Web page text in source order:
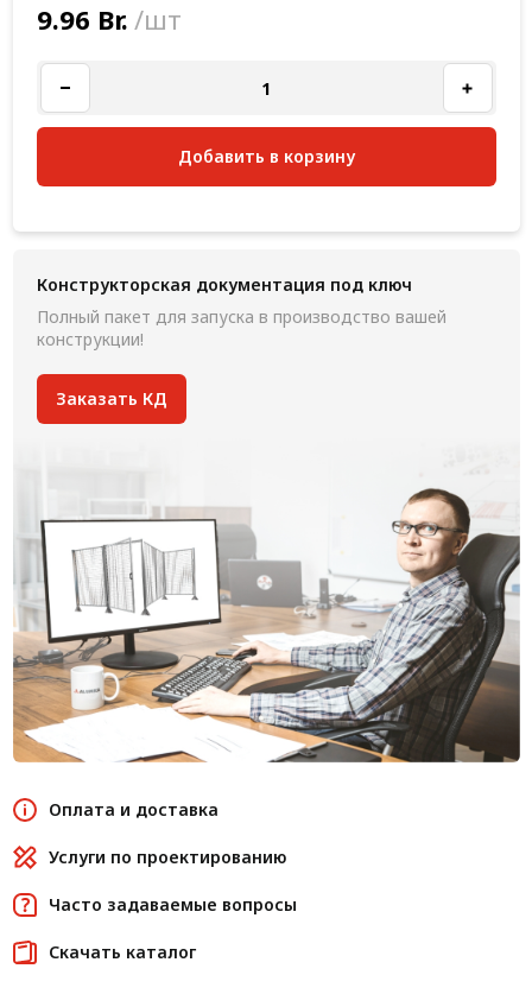
9.96 Br. /шт
Добавить в корзину
Конструкторская документация под ключ
Полный пакет для запуска в производство вашей
конструкции!
Заказать КД
Оплата и доставка
Услуги по проектированию
Часто задаваемые вопросы
Скачать каталог